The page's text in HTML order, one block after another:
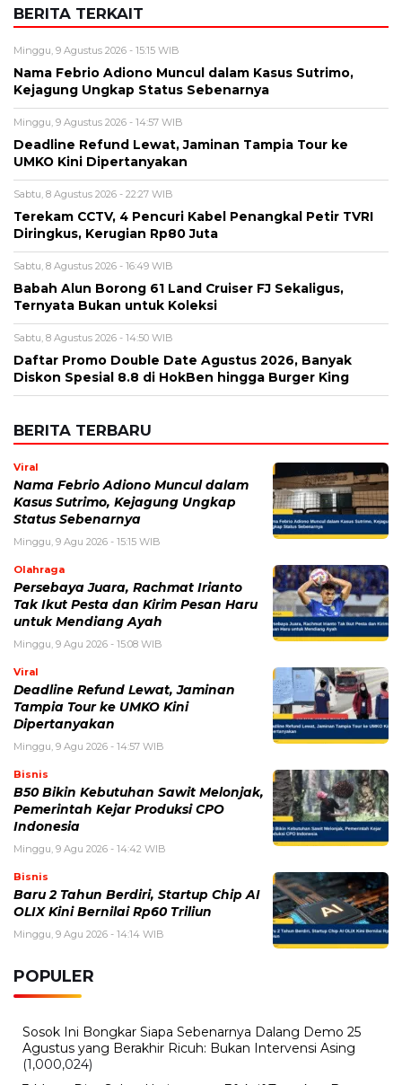
BERITA TERKAIT
Minggu, 9 Agustus 2026 - 15:15 WIB
Nama Febrio Adiono Muncul dalam Kasus Sutrimo,
Kejagung Ungkap Status Sebenarnya
Minggu, 9 Agustus 2026 - 14:57 WIB
Deadline Refund Lewat, Jaminan Tampia Tour ke
UMKO Kini Dipertanyakan
Sabtu, 8 Agustus 2026 - 22:27 WIB
Terekam CCTV, 4 Pencuri Kabel Penangkal Petir TVRI
Diringkus, Kerugian Rp80 Juta
Sabtu, 8 Agustus 2026 - 16:49 WIB
Babah Alun Borong 61 Land Cruiser FJ Sekaligus,
Ternyata Bukan untuk Koleksi
Sabtu, 8 Agustus 2026 - 14:50 WIB
Daftar Promo Double Date Agustus 2026, Banyak
Diskon Spesial 8.8 di HokBen hingga Burger King ‎
BERITA TERBARU
Viral
Nama Febrio Adiono Muncul dalam
Kasus Sutrimo, Kejagung Ungkap
Status Sebenarnya
Minggu, 9 Agu 2026 - 15:15 WIB
Olahraga
Persebaya Juara, Rachmat Irianto
Tak Ikut Pesta dan Kirim Pesan Haru
untuk Mendiang Ayah
Minggu, 9 Agu 2026 - 15:08 WIB
Viral
Deadline Refund Lewat, Jaminan
Tampia Tour ke UMKO Kini
Dipertanyakan
Minggu, 9 Agu 2026 - 14:57 WIB
Bisnis
B50 Bikin Kebutuhan Sawit Melonjak,
Pemerintah Kejar Produksi CPO
Indonesia
Minggu, 9 Agu 2026 - 14:42 WIB
Bisnis
Baru 2 Tahun Berdiri, Startup Chip AI
OLIX Kini Bernilai Rp60 Triliun
Minggu, 9 Agu 2026 - 14:14 WIB
POPULER
Sosok Ini Bongkar Siapa Sebenarnya Dalang Demo 25
Agustus yang Berakhir Ricuh: Bukan Intervensi Asing
(1,000,024)